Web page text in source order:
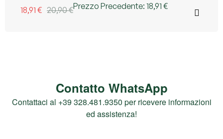
20,90€
18,91 € Prezzo Precedente: 18,91 €
Contatto WhatsApp
Contattaci al +39 328.481.9350 per ricevere informazioni
ed assistenza!